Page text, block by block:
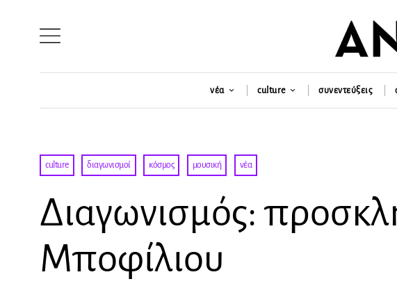
νέα culture συνεντεύξεις
culture · διαγωνισμοί · κόσμος · μουσική · νέα
Διαγωνισμός:
Μποφίλιου